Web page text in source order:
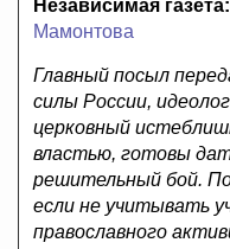
Независимая газета:
Мамонтова
Главный посыл
силы России,
церковный
властью, готовы
решительный бой.
если не учитывать
православного